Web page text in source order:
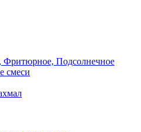
Фритюрное, Подсолнечное
смеси